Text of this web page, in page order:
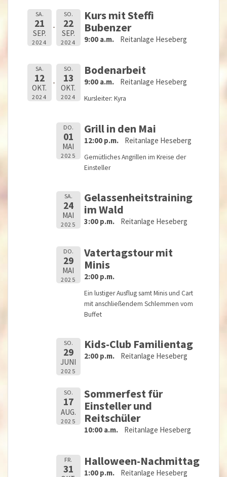
SA.
21
SEP.
2024
SO.
22
SEP.
2024
Kurs mit Steffi
Bubenzer
9:00 a.m. Reitanlage Heseberg
SA.
12
OKT.
2024
SO.
13
OKT.
2024
Bodenarbeit
9:00 a.m. Reitanlage Heseberg
Kursleiter: Kyra
DO.
01
MAI
2025
Grill in den Mai
12:00 p.m. Reitanlage Heseberg
Gemütliches Angrillen im Kreise der
Einsteller
SA.
24
MAI
2025
Gelassenheitstraining
im Wald
3:00 p.m. Reitanlage Heseberg
DO.
29
MAI
2025
Vatertagstour mit
Minis
2:00 p.m.
Ein lustiger Ausflug samt Minis und Cart
mit anschließendem Schlemmen vom
Buffet
SO.
29
JUNI
2025
Kids-Club Familientag
2:00 p.m. Reitanlage Heseberg
SO.
17
AUG.
2025
Sommerfest für
Einsteller und
Reitschüler
10:00 a.m. Reitanlage Heseberg
FR.
31
Halloween-Nachmittag
1:00 p.m. Reitanlage Heseberg